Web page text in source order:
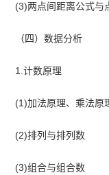
(3)两点间距离公式与
（四）数据分析
1.计数原理
(1)加法原理、乘法原
(2)排列与排列数
(3)组合与组合数